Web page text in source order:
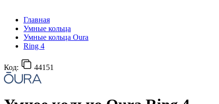
Главная
Умные кольца
Умные кольца Oura
Ring 4
Код: 44151